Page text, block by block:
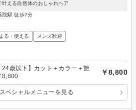
える自然体のおしゃれヘア
院駅 徒歩7分
る・使える メンズ歓迎
24歳以下】カット＋カラー＋艶
8,800
￥8,800
ペシャルメニューを見る